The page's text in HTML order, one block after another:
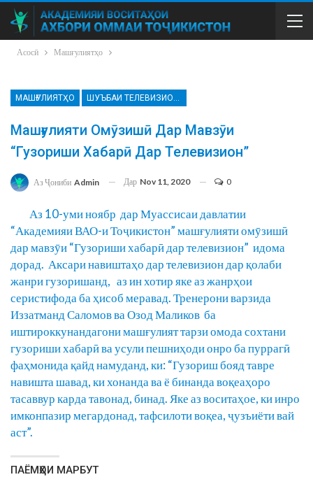
Асосӣ Машғулиятҳо
МАШҒУЛИЯТҲО
Машғулияти Омӯзишӣ Дар Мавзӯи
“Гузориши Хабарӣ Дар Телевизион”
Аз Ҷониби Admin Дар Nov 11, 2020 0
Аз 10-уми ноябр дар Муассисаи давлатии
“Академияи ВАО-и Тоҷикистон” машғулияти омӯзишӣ
дар мавзӯи “Гузориши хабарӣ дар телевизион” идома
дорад. Аксари навиштаҳо дар телевизион дар қолаби
жанри гузоришанд, аз ин хотир яке аз жанрҳои
серистифода ба ҳисоб меравад. Тренерони варзида
Иззатманд Саломов ва Озод Маликов ба
иштироккунандагони машғулият тарзи омода сохтани
гузориши хабарӣ ва усули пешниҳоди онро ба пуррагӣ
фаҳмонида қайд намуданд, ки: “Гузориш бояд тавре
навишта шавад, ки хонанда ва ё бинанда воқеаҳоро
тасаввур карда тавонад, бинад. Яке аз воситаҳое, ки инро
имконпазир мегардонад, тафсилоти воқеа, ҷузъиёти вай
аст”.
ПАЁМҲОИ МАРБУТ